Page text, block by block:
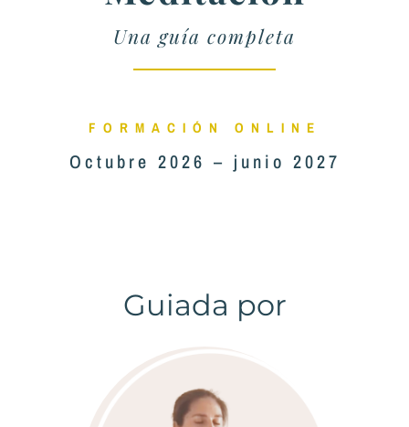
Una guía completa
FORMACIÓN ONLINE
Octubre 2026 – junio 2027
Guiada por